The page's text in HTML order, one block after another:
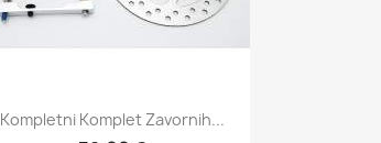
Hitri ogled
Kompletni Komplet Zavornih...